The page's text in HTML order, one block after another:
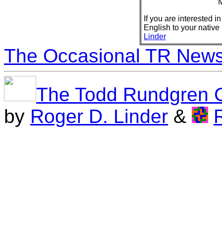
If you are interested
English to your
Linder
The Occasional TR
The Todd Rundgren
by Roger D. Linder &